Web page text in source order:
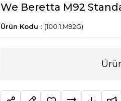
We Beretta M92
(100.1.M92G)